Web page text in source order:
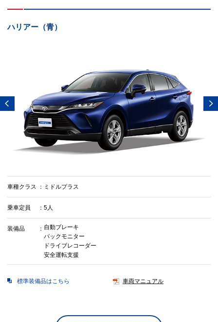
ハリアー（青）
車種クラス ミドルプラス
乗車定員 5人
装備品
自動ブレーキ
バックモニター
ドライブレコーダー
安全運転支援
標準装備品はこちら 車両マニュアル